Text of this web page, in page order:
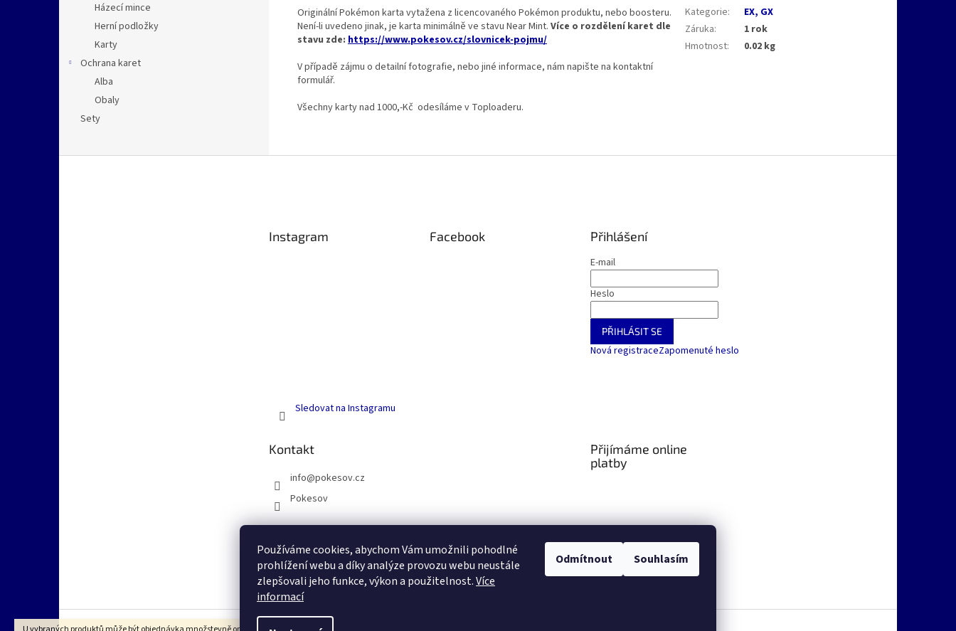
Používáme cookies, abychom Vám umožnili pohodlné
prohlížení webu a díky analýze provozu webu neustále
zlepšovali jeho funkce, výkon a použitelnost.Více
informací
Odmítnout Souhlasím
Házecí mince
Herní podložky
Karty
Ochrana karet
Alba
Obaly
Sety
Originální Pokémon karta vytažena z licencovaného Pokémon produktu, nebo boosteru.
Není-li uvedeno jinak, je karta minimálně ve stavu Near Mint. Více o rozdělení karet dle
stavu zde: https://www.pokesov.cz/slovnicek-pojmu/
V případě zájmu o detailní fotografie, nebo jiné informace, nám napište na kontaktní
formulář.
Všechny karty nad 1000,-Kč odesíláme v Toploaderu.
Kategorie:
EX, GX
Záruka:
1 rok
Hmotnost: 0.02 kg
Instagram
Sledovat na Instagramu
Facebook Přihlášení
E-mail
Heslo
PŘIHLÁSIT SE
Nová registraceZapomenuté heslo
Kontakt
info@pokesov.cz
Pokesov
Přijímáme online
platby
SLOVNÍČEK POJMŮ